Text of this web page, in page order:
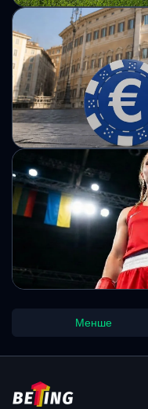
Французька Ліга
Decathlon на
року
Французька ліга робить
партнерство з
ключового
Михайло Кузьменко
Італія може
на рекламу
спорту
Влада Італії
рекламування
підтримкою спортивної
Михайло Кузьменко
світу U-19 "
молодої українки у
Менше